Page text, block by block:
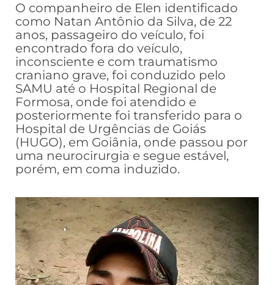
O companheiro de Elen identificado
como Natan Antônio da Silva, de 22
anos, passageiro do veículo, foi
encontrado fora do veículo,
inconsciente e com traumatismo
craniano grave, foi conduzido pelo
SAMU até o Hospital Regional de
Formosa, onde foi atendido e
posteriormente foi transferido para o
Hospital de Urgências de Goiás
(HUGO), em Goiânia, onde passou por
uma neurocirurgia e segue estável,
porém, em coma induzido.